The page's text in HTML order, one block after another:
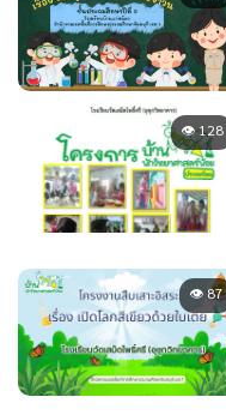
👁 128
👁 87